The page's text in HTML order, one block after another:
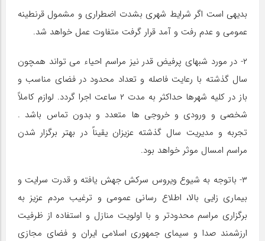
بدیهی است اگر شرایط شهری بشدت اضطراری و مشمول قرنطینه
عمومی و عدم رفت و آمد قرار گرفت متفاوت عمل خواهد شد.
۲- در مورد شب­های پرفیض قدر نیز مراسم احیاء می تواند همچون
سال گذشته با رعایت فاصله و تعداد محدود در فضای مناسب و
باز در کلیه شهرها حداکثر به مدت ۲ ساعت اجرا گردد. لوازم کاملاً
شخصی و ورودی و خروجی­ ها متعدد و بدون تماس باشد .
تجربه و مدیریت سال گذشته عزیزان یقیناً در بهتر برگزار شدن
مراسم امسال موثر خواهد بود.
۳- باتوجه به شیوع ویروس سرکش جهش یافته و قدرت سرایت و
بیماری زایی بالا، اطلاع­ رسانی عمومی و ترغیب مردم عزیز به
برگزاری مراسم محدودتر و با اولویت منازل و استفاده از ظرفیت
ارزشمند صدا و سیمای جمهوری اسلامی ایران و فضای مجازی